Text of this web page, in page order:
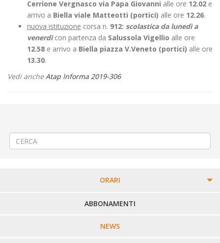
Cerrione Vergnasco via Papa Giovanni alle ore 12.02 e
arrivo a Biella viale Matteotti (portici) alle ore 12.26.
nuova istituzione corsa n. 912: scolastica da lunedì a
venerdìcon partenza da Salussola Vigellio alle ore
12.58 e arrivo a Biella piazza V.Veneto (portici) alle ore
13.30.
Vedi ancheAtap Informa 2019-306
ORARI
PERCORSI URBANI IN BIELLA
LINEE URBANE VERCELLI
ABBONAMENTI
NEWS